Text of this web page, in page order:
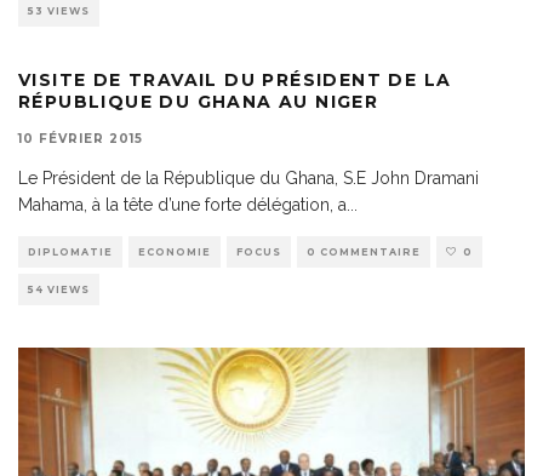
53 VIEWS
VISITE DE TRAVAIL DU PRÉSIDENT DE LA
RÉPUBLIQUE DU GHANA AU NIGER
10 FÉVRIER 2015
Le Président de la République du Ghana, S.E John Dramani
Mahama, à la tête d’une forte délégation, a
DIPLOMATIE ECONOMIE FOCUS 0 COMMENTAIRE 0
54 VIEWS